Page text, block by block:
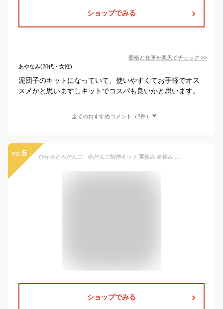
ショップでみる
価格と在庫を楽天でチェック >>
あやなみ(20代・女性)
泥団子のキットになっていて、使いやすくてお手軽でオス
スメかと思いますしキットでコスパも良いかと思います。
全てのおすすめコメント（2件）
no. 5 ひかるどろだんご 色だんご制作キット 夏休み 冬休み 自由研究 幼稚園 保育園 小学生 低学年 人気 泥だんご作り 楽しい
ショップでみる